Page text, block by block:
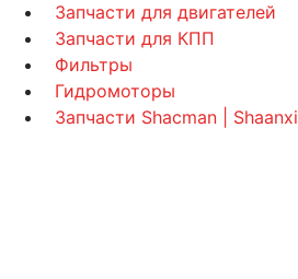
Запчасти для двигателей
Запчасти для КПП
Фильтры
Гидромоторы
Запчасти Shacman | Shaanxi